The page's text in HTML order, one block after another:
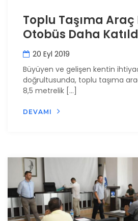
Toplu Taşıma
Otobüs Daha
20 Eyl 2019
Büyüyen ve gelişen kentin
doğrultusunda, toplu taşıma
8,5 metrelik […]
DEVAMI